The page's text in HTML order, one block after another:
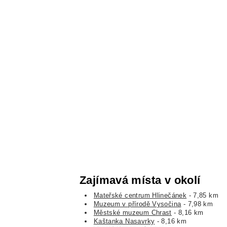
Zajímavá místa v okolí
Mateřské centrum Hlinečánek - 7,85 km
Muzeum v přírodě Vysočina - 7,98 km
Městské muzeum Chrast - 8,16 km
Kaštanka Nasavrky - 8,16 km